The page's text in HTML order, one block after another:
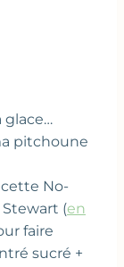
glace…
pitchoune
No-
(en
faire
sucré +